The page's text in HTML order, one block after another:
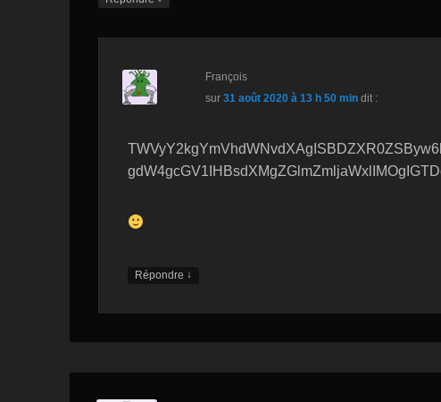
François
sur31 août 2020 à 13 h 50 min dit :
Répondre ↓